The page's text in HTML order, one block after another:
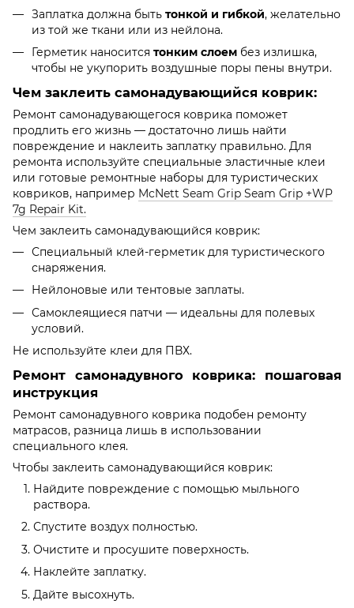
Заплатка должна быть тонкой и гибкой, желательно
из той же ткани или из нейлона.
Герметик наносится тонким слоем без излишка,
чтобы не укупорить воздушные поры пены внутри.
Чем заклеить самонадувающийся коврик:
Ремонт самонадувающегося коврика поможет
продлить его жизнь — достаточно лишь найти
повреждение и наклеить заплатку правильно. Для
ремонта используйте специальные эластичные клеи
или готовые ремонтные наборы для туристических
ковриков, например McNett Seam Grip Seam Grip +WP
7g Repair Kit.
Чем заклеить самонадувающийся коврик:
Специальный клей-герметик для туристического
снаряжения.
Нейлоновые или тентовые заплаты.
Самоклеящиеся патчи — идеальны для полевых
условий.
Не используйте клеи для ПВХ.
Ремонт самонадувного коврика: пошаговая
инструкция
Ремонт самонадувного коврика подобен ремонту
матрасов, разница лишь в использовании
специального клея.
Чтобы заклеить самонадувающийся коврик:
Найдите повреждение с помощью мыльного
раствора.
Спустите воздух полностью.
Очистите и просушите поверхность.
Наклейте заплатку.
Дайте высохнуть.